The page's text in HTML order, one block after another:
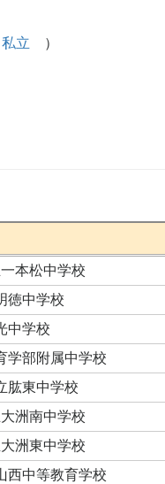
私立 ）
本松中学校
徳中学校
中学校
学部附属中学校
肱東中学校
洲南中学校
洲東中学校
西中等教育学校